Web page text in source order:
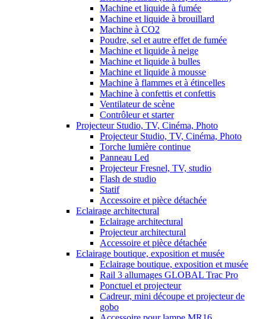
Machine et liquide à fumée
Machine et liquide à brouillard
Machine à CO2
Poudre, sel et autre effet de fumée
Machine et liquide à neige
Machine et liquide à bulles
Machine et liquide à mousse
Machine à flammes et à étincelles
Machine à confettis et confettis
Ventilateur de scène
Contrôleur et starter
Projecteur Studio, TV, Cinéma, Photo
Projecteur Studio, TV, Cinéma, Photo
Torche lumière continue
Panneau Led
Projecteur Fresnel, TV, studio
Flash de studio
Statif
Accessoire et pièce détachée
Eclairage architectural
Eclairage architectural
Projecteur architectural
Accessoire et pièce détachée
Eclairage boutique, exposition et musée
Eclairage boutique, exposition et musée
Rail 3 allumages GLOBAL Trac Pro
Ponctuel et projecteur
Cadreur, mini découpe et projecteur de
gobo